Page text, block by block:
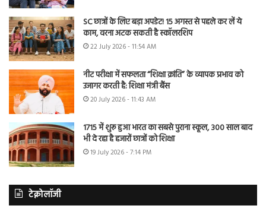
SC छात्रों के लिए बड़ा अपडेट! 15 अगस्त से पहले कर लें ये
काम, वरना अटक सकती है स्कॉलरशिप
22 July 2026 - 11:54 AM
नीट परीक्षा में सफलता “शिक्षा क्रांति” के व्यापक प्रभाव को
उजागर करती है: शिक्षा मंत्री बैंस
20 July 2026 - 11:43 AM
1715 में शुरू हुआ भारत का सबसे पुराना स्कूल, 300 साल बाद
भी दे रहा है हजारों छात्रों को शिक्षा
19 July 2026 - 7:14 PM
टेक्नोलॉजी